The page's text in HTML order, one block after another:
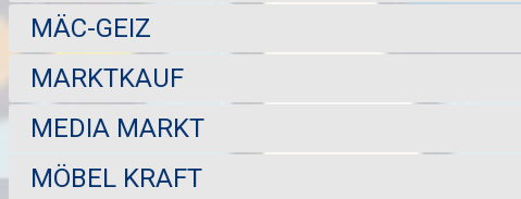
MÄC-GEIZ
MARKTKAUF
MEDIA MARKT
MÖBEL KRAFT